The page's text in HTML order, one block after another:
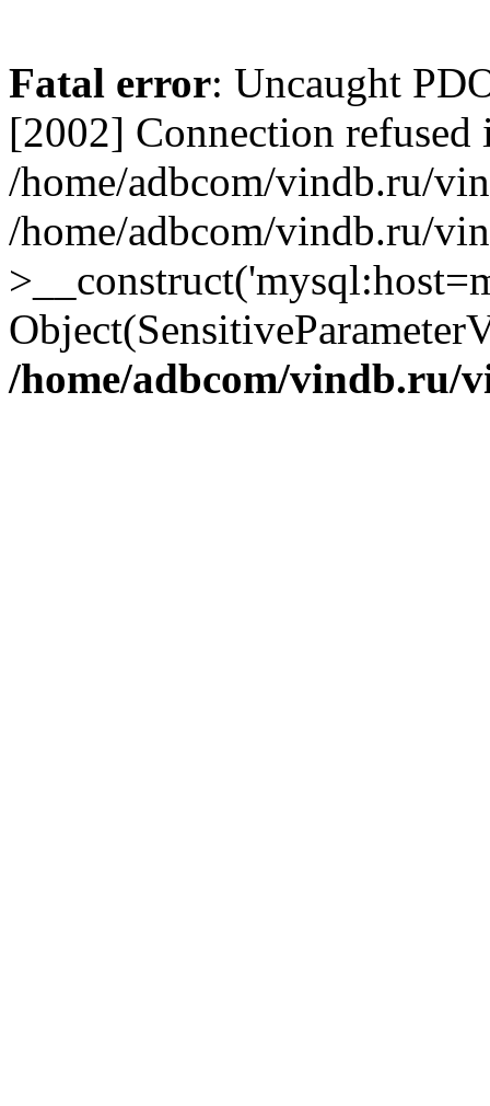
Fatal error: Uncaught
[2002] Connection refused
/home/adbcom/vindb.ru/
/home/adbcom/vindb.ru/
/home/adbcom/vindb.ru/